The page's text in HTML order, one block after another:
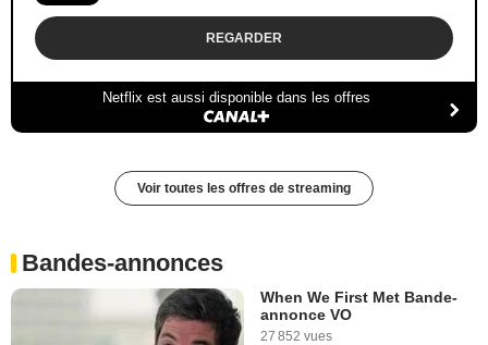
REGARDER
Netflix est aussi disponible dans les offres
Voir toutes les offres de streaming
Bandes-annonces
When We First Met Bande-
annonce VO
27 852 vues